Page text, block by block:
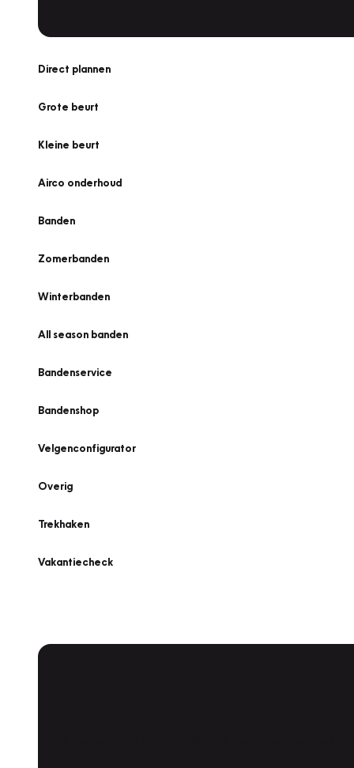
Direct plannen
Grote beurt
Kleine beurt
Airco onderhoud
Banden
Zomerbanden
Winterbanden
All season banden
Bandenservice
Bandenshop
Velgenconfigurator
Overig
Trekhaken
Vakantiecheck